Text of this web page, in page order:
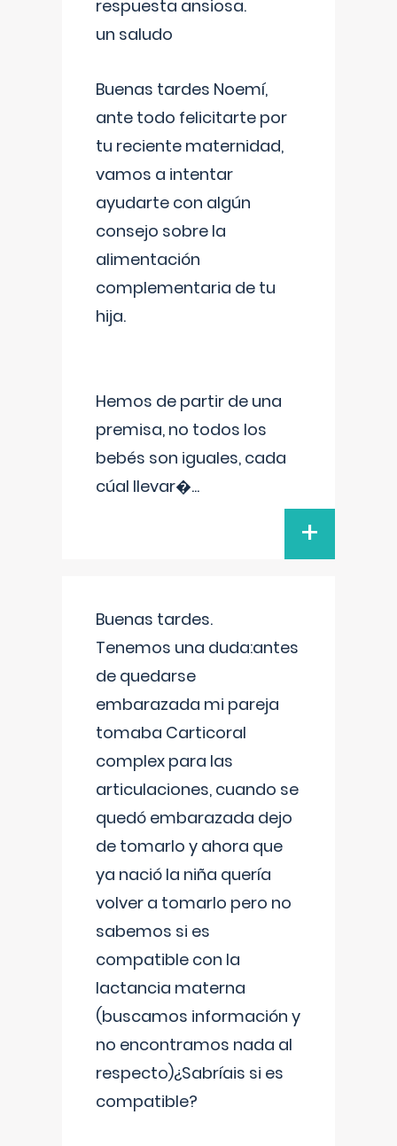
respuesta ansiosa.
un saludo
Buenas tardes Noemí,
ante todo felicitarte por
tu reciente maternidad,
vamos a intentar
ayudarte con algún
consejo sobre la
alimentación
complementaria de tu
hija.
Hemos de partir de una
premisa, no todos los
bebés son iguales, cada
cúal llevar�...
+
Buenas tardes.
Tenemos una duda:antes
de quedarse
embarazada mi pareja
tomaba Carticoral
complex para las
articulaciones, cuando se
quedó embarazada dejo
de tomarlo y ahora que
ya nació la niña quería
volver a tomarlo pero no
sabemos si es
compatible con la
lactancia materna
(buscamos información y
no encontramos nada al
respecto)¿Sabríais si es
compatible?